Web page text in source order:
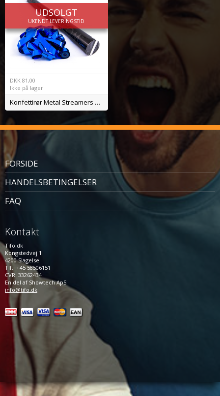
UDSOLGT
UKENDT LEVERINGSTID
DKK 81,00
Ikke på lager
Konfettirør Metal Streamers Blå
FORSIDE
HANDELSBETINGELSER
FAQ
Kontakt
Tifo.dk
Kongstedvej 1
4200 Slagelse
Tlf.: +45 58506151
CVR: 33262434
En del af Showtech ApS
info@tifo.dk